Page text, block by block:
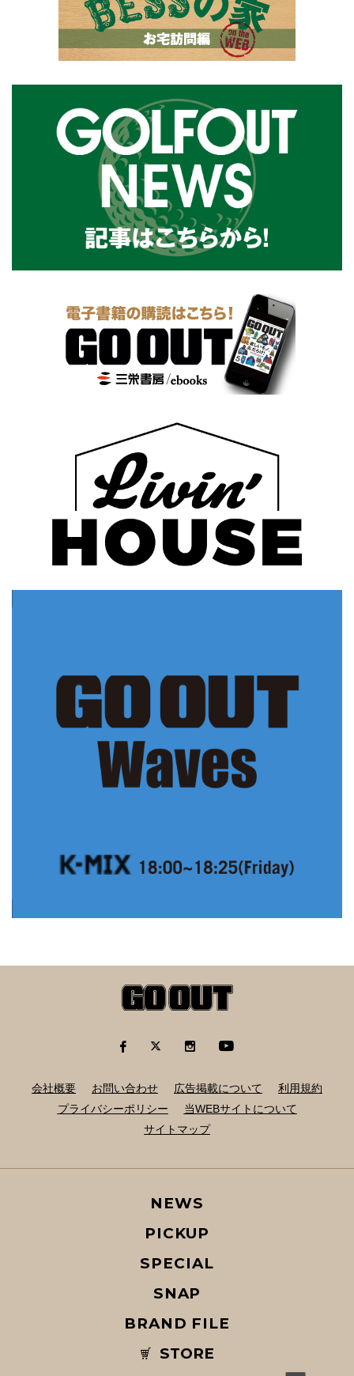
会社概要 お問い合わせ 広告掲載について
利用規約
プライバシーポリシー
当WEBサイトについて
サイトマップ
NEWS
PICKUP
SPECIAL
SNAP
BRAND FILE
STORE